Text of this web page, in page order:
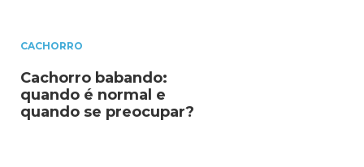
CACHORRO
Cachorro babando:
quando é normal e
quando se preocupar?